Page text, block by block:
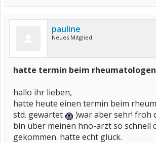
pauline
Neues Mitglied
hatte termin beim rheumatologen
hallo ihr lieben,
hatte heute einen termin beim
std. gewartet
)war aber sehr! froh
bin über meinen hno-arzt so schnell
gekommen. hatte echt glück.